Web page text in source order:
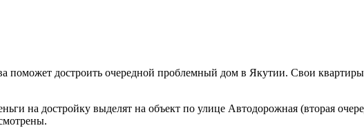
поможет достроить очередной проблемный дом в Якутии. Свои
на достройку выделят на объект по улице Автодорожная (вторая